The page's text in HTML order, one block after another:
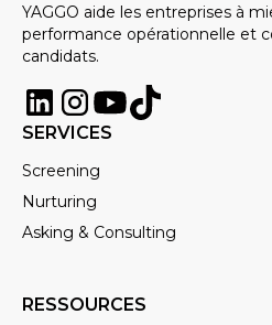
YAGGO aide les entreprises à
performance opérationnelle et
candidats.
SERVICES
Screening
Nurturing
Asking & Consulting
RESSOURCES